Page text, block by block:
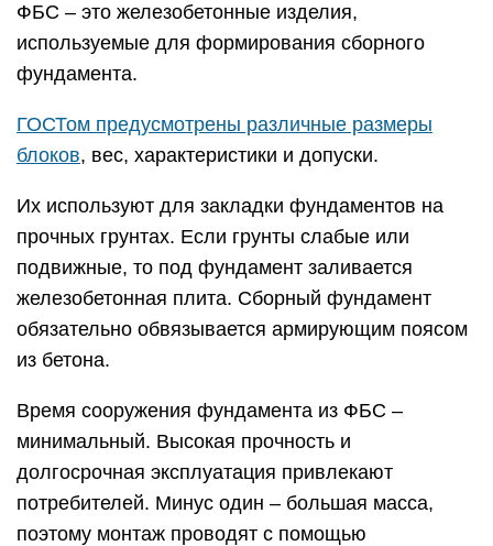
ФБС – это железобетонные изделия,
используемые для формирования сборного
фундамента.
ГОСТом предусмотрены различные размеры
блоков, вес, характеристики и допуски.
Их используют для закладки фундаментов на
прочных грунтах. Если грунты слабые или
подвижные, то под фундамент заливается
железобетонная плита. Сборный фундамент
обязательно обвязывается армирующим поясом
из бетона.
Время сооружения фундамента из ФБС –
минимальный. Высокая прочность и
долгосрочная эксплуатация привлекают
потребителей. Минус один – большая масса,
поэтому монтаж проводят с помощью